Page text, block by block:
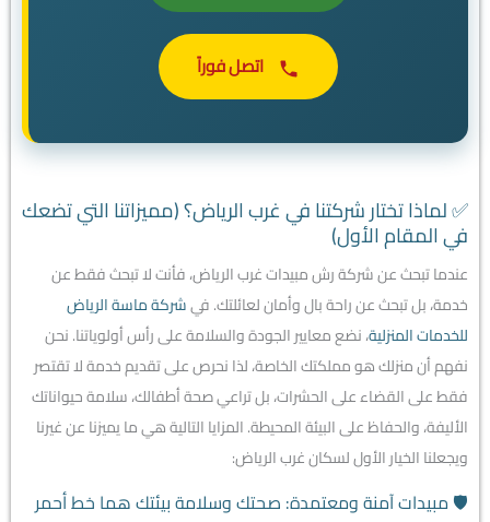
اتصل فوراً
✅ لماذا تختار شركتنا في غرب الرياض؟ (مميزاتنا التي تضعك
في المقام الأول)
عندما تبحث عن شركة رش مبيدات غرب الرياض، فأنت لا تبحث فقط عن
خدمة، بل تبحث عن راحة بال وأمان لعائلتك. فيشركة ماسة الرياض
للخدمات المنزلية، نضع معايير الجودة والسلامة على رأس أولوياتنا. نحن
نفهم أن منزلك هو مملكتك الخاصة، لذا نحرص على تقديم خدمة لا تقتصر
فقط على القضاء على الحشرات، بل تراعي صحة أطفالك، سلامة حيواناتك
الأليفة، والحفاظ على البيئة المحيطة. المزايا التالية هي ما يميزنا عن غيرنا
ويجعلنا الخيار الأول لسكان غرب الرياض:
🛡️ مبيدات آمنة ومعتمدة: صحتك وسلامة بيئتك هما خط أحمر